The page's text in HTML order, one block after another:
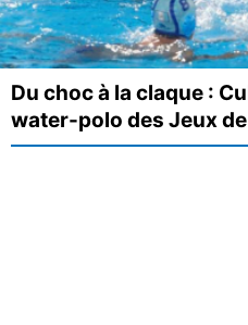
Du choc à la claque :
water-polo des Jeux